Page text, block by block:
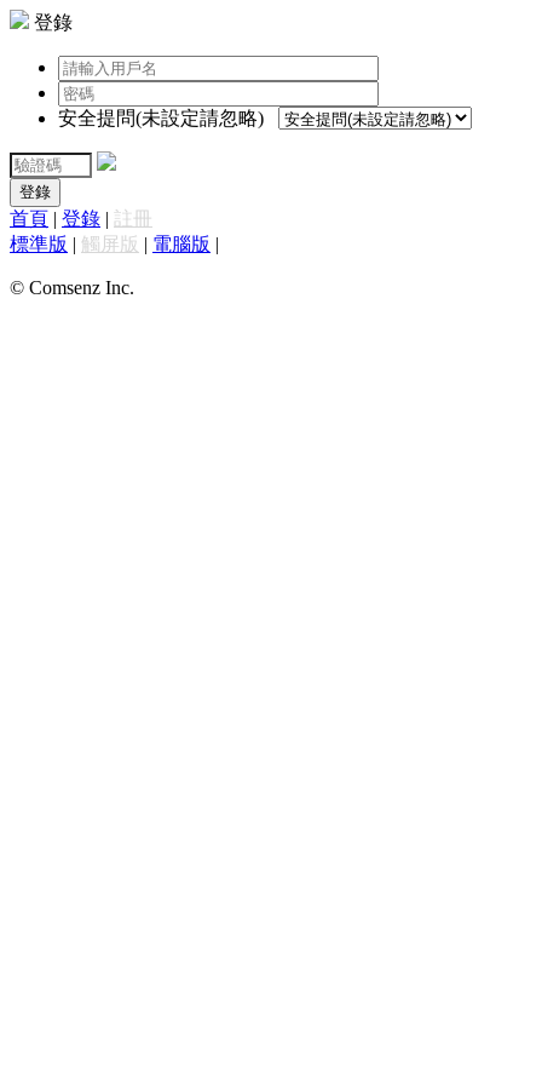
登錄
安全提問(未設定請忽略)
登錄
首頁 | 登錄 | 註冊
標準版 | 觸屏版 | 電腦版 |
© Comsenz Inc.